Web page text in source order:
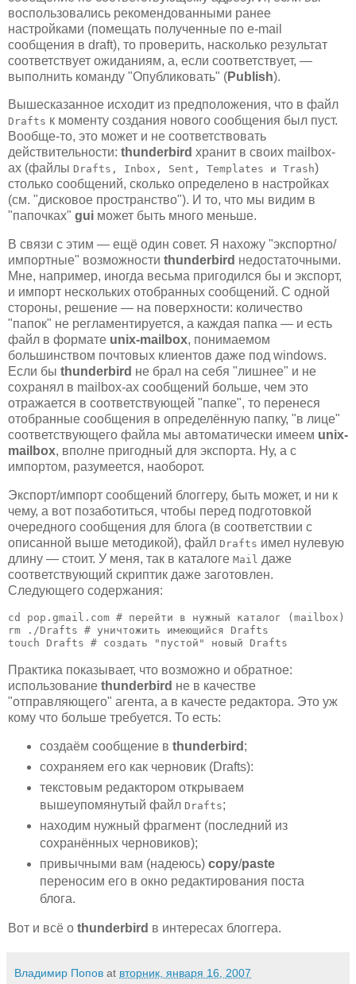
воспользовались рекомендованными ранее
настройками (помещать полученные по e-mail
сообщения в draft), то проверить, насколько результат
соответствует ожиданиям, а, если соответствует, —
выполнить команду "Опубликовать" (Publish).
Вышесказанное исходит из предположения, что в файл
Drafts к моменту создания нового сообщения был пуст.
Вообще-то, это может и не соответствовать
действительности: thunderbird хранит в своих mailbox-
ах (файлы Drafts, Inbox, Sent, Templates и Trash)
столько сообщений, сколько определено в настройках
(см. "дисковое пространство"). И то, что мы видим в
"папочках" gui может быть много меньше.
В связи с этим — ещё один совет. Я нахожу "экспортно/
импортные" возможности thunderbird недостаточными.
Мне, например, иногда весьма пригодился бы и экспорт,
и импорт нескольких отобранных сообщений. С одной
стороны, решение — на поверхности: количество
"папок" не регламентируется, а каждая папка — и есть
файл в формате unix-mailbox, понимаемом
большинством почтовых клиентов даже под windows.
Если бы thunderbird не брал на себя "лишнее" и не
сохранял в mailbox-ах сообщений больше, чем это
отражается в соответствующей "папке", то перенеся
отобранные сообщения в определённую папку, "в лице"
соответствующего файла мы автоматически имеем unix-
mailbox, вполне пригодный для экспорта. Ну, а с
импортом, разумеется, наоборот.
Экспорт/импорт сообщений блоггеру, быть может, и ни к
чему, а вот позаботиться, чтобы перед подготовкой
очередного сообщения для блога (в соответствии с
описанной выше методикой), файл Drafts имел нулевую
длину — стоит. У меня, так в каталоге Mail даже
соответствующий скриптик даже заготовлен.
Следующего содержания:
cd pop.gmail.com # перейти в нужный каталог (mailbox)
rm ./Drafts # уничтожить имеющийся Drafts
touch Drafts # создать "пустой" новый Drafts
Практика показывает, что возможно и обратное:
использование thunderbird не в качестве
"отправляющего" агента, а в качесте редактора. Это уж
кому что больше требуется. То есть:
создаём сообщение в thunderbird ;
сохраняем его как черновик (Drafts):
текстовым редактором открываем
вышеупомянутый файл Drafts;
находим нужный фрагмент (последний из
сохранённых черновиков);
привычными вам (надеюсь) copy/paste
переносим его в окно редактирования поста
блога.
Вот и всё о thunderbird в интересах блоггера.
Владимир Попов at вторник, января 16, 2007